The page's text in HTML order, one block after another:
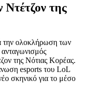
Ντέτζον της
την ολοκλήρωση των
της Νότιας Κορέας.
esports του LoL
σκηνικό για το μέσο